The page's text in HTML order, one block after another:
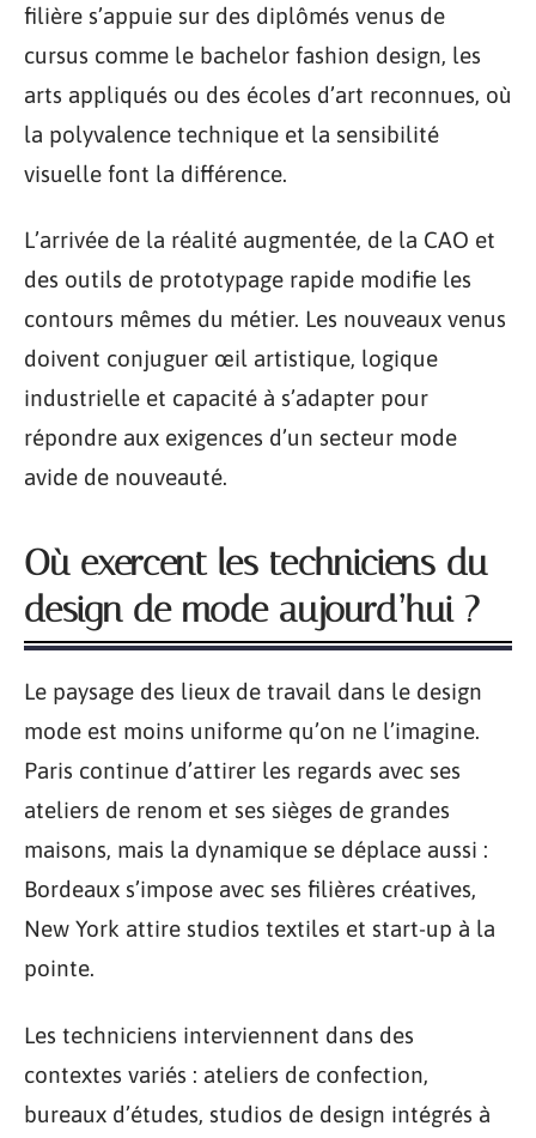
filière s’appuie sur des diplômés venus de
cursus comme le bachelor fashion design, les
arts appliqués ou des écoles d’art reconnues, où
la polyvalence technique et la sensibilité
visuelle font la différence.
L’arrivée de la réalité augmentée, de la CAO et
des outils de prototypage rapide modifie les
contours mêmes du métier. Les nouveaux venus
doivent conjuguer œil artistique, logique
industrielle et capacité à s’adapter pour
répondre aux exigences d’un secteur mode
avide de nouveauté.
Où exercent les techniciens du
design de mode aujourd’hui ?
Le paysage des lieux de travail dans le design
mode est moins uniforme qu’on ne l’imagine.
Paris continue d’attirer les regards avec ses
ateliers de renom et ses sièges de grandes
maisons, mais la dynamique se déplace aussi :
Bordeaux s’impose avec ses filières créatives,
New York attire studios textiles et start-up à la
pointe.
Les techniciens interviennent dans des
contextes variés : ateliers de confection,
bureaux d’études, studios de design intégrés à